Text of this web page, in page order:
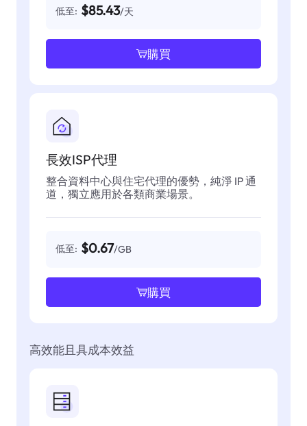
低至: $85.43/天
購買
長效ISP代理
整合資料中心與住宅代理的優勢，純淨 IP 通
道，獨立應用於各類商業場景。
低至: $0.67/GB
購買
高效能且具成本效益